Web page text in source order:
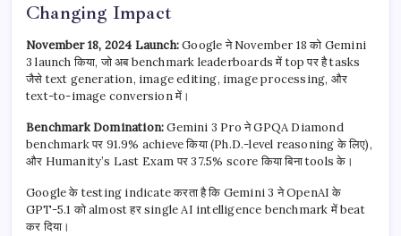
Changing Impact
November 18, 2024 Launch:Google ने November 18 को Gemini
3 launch किया, जो अब benchmark leaderboards में top पर है tasks
जैसे text generation, image editing, image processing, और
text-to-image conversion में।
Benchmark Domination:Gemini 3 Pro ने GPQA Diamond
benchmark पर 91.9% achieve किया (Ph.D.-level reasoning के लिए),
और Humanity’s Last Exam पर 37.5% score किया बिना tools के।
Google के testing indicate करता है कि Gemini 3 ने OpenAI के
GPT-5.1 को almost हर single AI intelligence benchmark में beat
कर दिया।